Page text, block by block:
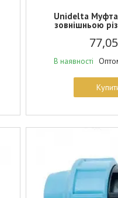
Unidelta Муфта
зовнішньою
В наявності